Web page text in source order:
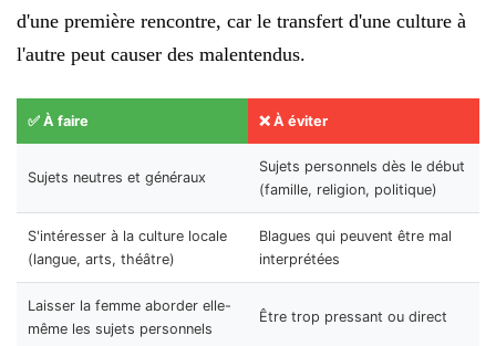
d'une première rencontre, car le transfert d'une culture à
l'autre peut causer des malentendus.
✅ À faire ❌ À éviter
Sujets neutres et généraux
Sujets personnels dès le début
(famille, religion, politique)
S'intéresser à la culture locale
(langue, arts, théâtre)
Blagues qui peuvent être mal
interprétées
Laisser la femme aborder elle-
même les sujets personnels
Être trop pressant ou direct